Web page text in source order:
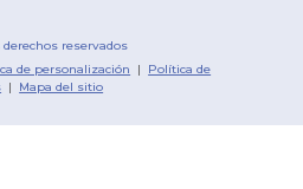
derechos reservados
de personalización | Política de
| Mapa del sitio